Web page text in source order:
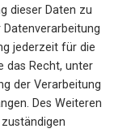
dieser Daten zu
Datenverarbeitung
jederzeit für die
das Recht, unter
der Verarbeitung
Des Weiteren